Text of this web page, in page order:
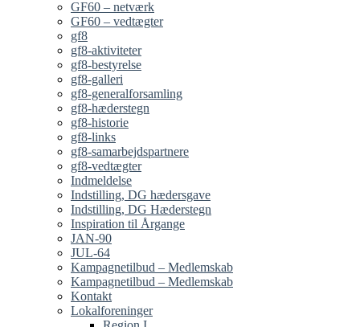
GF60 – netværk
GF60 – vedtægter
gf8
gf8-aktiviteter
gf8-bestyrelse
gf8-galleri
gf8-generalforsamling
gf8-hæderstegn
gf8-historie
gf8-links
gf8-samarbejdspartnere
gf8-vedtægter
Indmeldelse
Indstilling, DG hædersgave
Indstilling, DG Hæderstegn
Inspiration til Årgange
JAN-90
JUL-64
Kampagnetilbud – Medlemskab
Kampagnetilbud – Medlemskab
Kontakt
Lokalforeninger